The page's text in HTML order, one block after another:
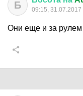
Б 09:15, 31.07.2017
Они еще и за